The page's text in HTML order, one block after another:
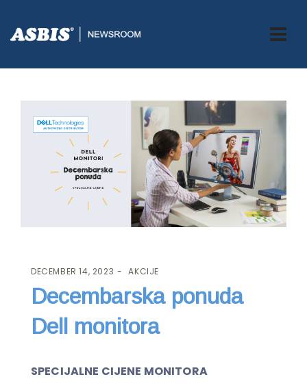
ASBIS.BA>AKCIJE> DECEMBARSKA PONUDA DELL MONITORA
DECEMBER 14, 2023 AKCIJE
Decembarska ponuda
Dell monitora
SPECIJALNE CIJENE MONITORA